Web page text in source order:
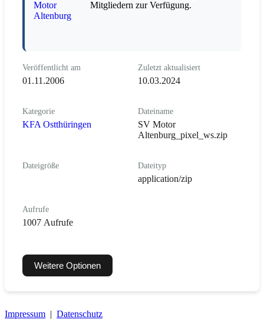
Mitgliedern zur Verfügung.
Veröffentlicht am
01.11.2006
Zuletzt aktualisiert
10.03.2024
Kategorie
KFA Ostthüringen
Dateiname
SV Motor
Altenburg_pixel_ws.zip
Dateigröße Dateityp
application/zip
Aufrufe
1007 Aufrufe
Weitere Optionen
Impressum | Datenschutz